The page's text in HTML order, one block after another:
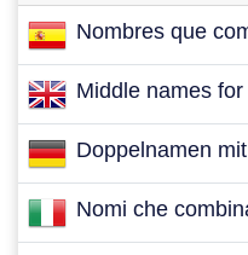
Nombres que
Middle names
Doppelnamen
Nomi che